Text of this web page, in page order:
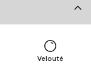
Velouté